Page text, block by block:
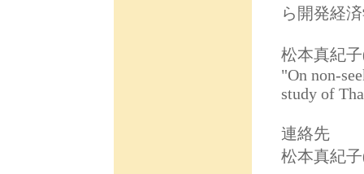
ら開発経
松本真紀
"On non-
study of
連絡先
松本真紀子